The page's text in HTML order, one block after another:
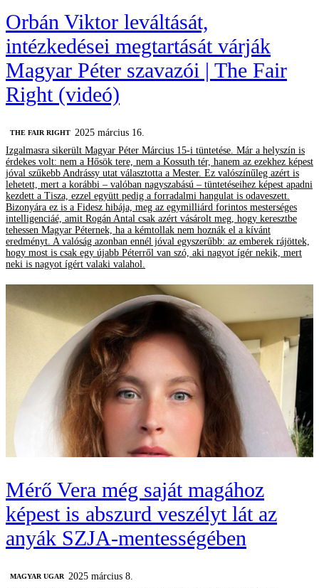
Orbán Viktor leváltását,
intézkedései megtartását várják
Magyar Péter szavazói | The Fair
Right (videó)
‎THE FAIR RIGHT 2025 március 16.
Izgalmasra sikerült Magyar Péter Március 15-i tüntetése. Már a helyszín is
érdekes volt: nem a Hősök tere, nem a Kossuth tér, hanem az ezekhez képest
jóval szűkebb Andrássy utat választotta a Mester. Ez valószínűleg azért is
lehetett, mert a korábbi – valóban nagyszabású – tüntetéseihez képest apadni
kezdett a Tisza, ezzel együtt pedig a forradalmi hangulat is odaveszett.
Bizonyára ez is a Fidesz hibája, meg az egymilliárd forintos mesterséges
intelligenciáé, amit Rogán Antal csak azért vásárolt meg, hogy keresztbe
tehessen Magyar Péternek, ha a kémtollak nem hoznák el a kívánt
eredményt. A valóság azonban ennél jóval egyszerűbb: az emberek rájöttek,
hogy most is csak egy újabb Péterről van szó, aki nagyot ígér nekik, mert
neki is nagyot ígért valaki valahol.
Mérő Vera még saját magához
képest is abszurd veszélyt lát az
anyák SZJA-mentességében
MAGYAR UGAR 2025 március 8.